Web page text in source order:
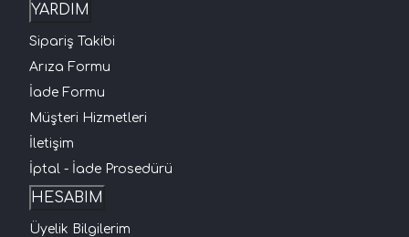
YARDIM
Sipariş Takibi
Arıza Formu
İade Formu
Müşteri Hizmetleri
İletişim
İptal - İade Prosedürü
HESABIM
Üyelik Bilgilerim